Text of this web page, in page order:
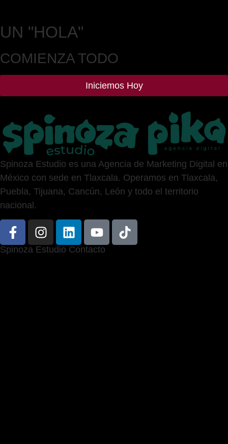
UN "HOLA"
COMIENZA TODO
Iniciemos Hoy
Spinoza Estudio es una Agencia de Marketing Digital en
México con sede en Tlaxcala. Operamos en Tlaxcala,
Puebla, Tijuana, Cancún, León y todo el territorio
nacional.
Spinoza Estudio Contacto